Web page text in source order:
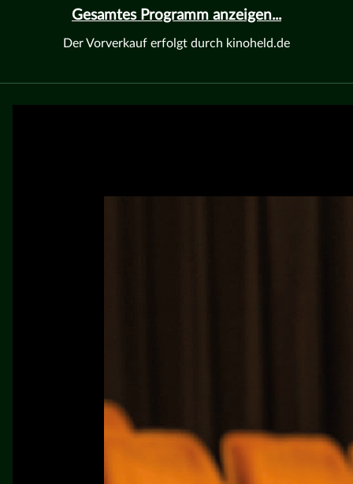
Gesamtes Programm anzeigen...
Der Vorverkauf erfolgt durch kinoheld.de